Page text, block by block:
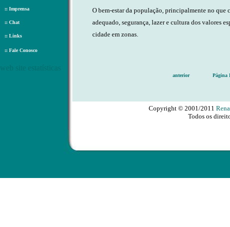
:: Imprensa
:: Chat
:: Links
:: Fale Conosco
O bem-estar da população, principalmente no que
adequado, segurança, lazer e cultura dos valores
cidade em zonas.
anterior Página
Copyright © 2001/2011
Todos os